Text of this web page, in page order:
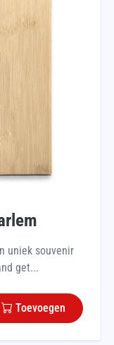
uniek souvenir
get...
Toevoegen